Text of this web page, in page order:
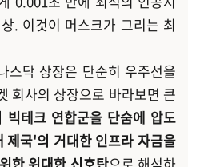
. 이것이 머스크가 그리는 최
스닥 상장은 단순히 우주선을
회사의 상장으로 바라보면 큰
빅테크 연합군을 단숨에 압도
제국'의 거대한 인프라 자금을